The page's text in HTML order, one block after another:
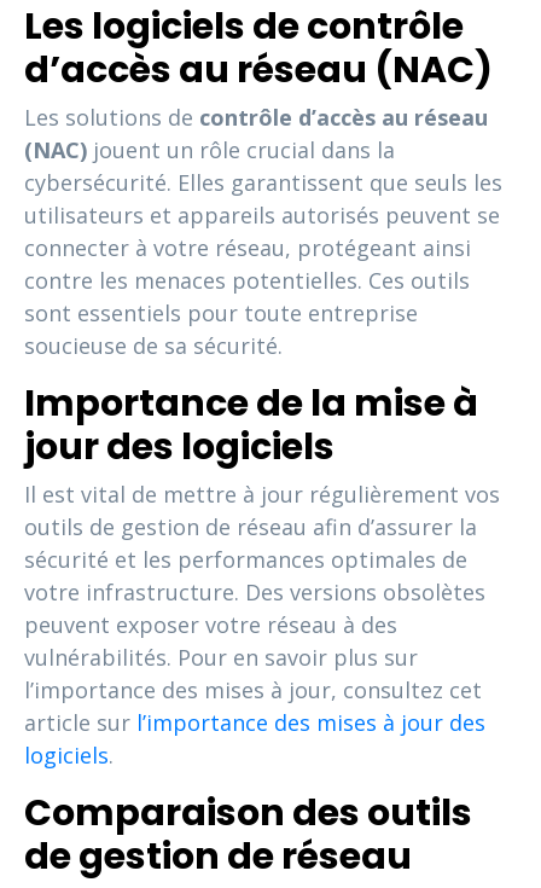
Les logiciels de contrôle
d’accès au réseau (NAC)
Les solutions de contrôle d’accès au réseau
(NAC) jouent un rôle crucial dans la
cybersécurité. Elles garantissent que seuls les
utilisateurs et appareils autorisés peuvent se
connecter à votre réseau, protégeant ainsi
contre les menaces potentielles. Ces outils
sont essentiels pour toute entreprise
soucieuse de sa sécurité.
Importance de la mise à
jour des logiciels
Il est vital de mettre à jour régulièrement vos
outils de gestion de réseau afin d’assurer la
sécurité et les performances optimales de
votre infrastructure. Des versions obsolètes
peuvent exposer votre réseau à des
vulnérabilités. Pour en savoir plus sur
l’importance des mises à jour, consultez cet
article sur l’importance des mises à jour des
logiciels.
Comparaison des outils
de gestion de réseau